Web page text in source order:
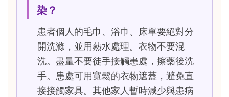
染？
患者個人的毛巾、浴巾、床單要絕對分
開洗滌，並用熱水處理。衣物不要混
洗。盡量不要徒手接觸患處，擦藥後洗
手。患處可用寬鬆的衣物遮蓋，避免直
接接觸家具。其他家人暫時減少與患病